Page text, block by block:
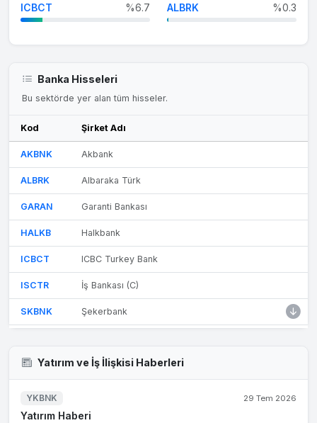
ICBCT %6.7 ALBRK %0.3
Banka Hisseleri
Bu sektörde yer alan tüm hisseler.
Kod Şirket Adı
AKBNK Akbank
ALBRK Albaraka Türk
GARAN Garanti Bankası
HALKB Halkbank
ICBCT ICBC Turkey Bank
ISCTR İş Bankası (C)
SKBNK Şekerbank
VAKBN Vakıfbank
Yatırım ve İş İlişkisi Haberleri
YKBNK 29 Tem 2026
Yatırım Haberi